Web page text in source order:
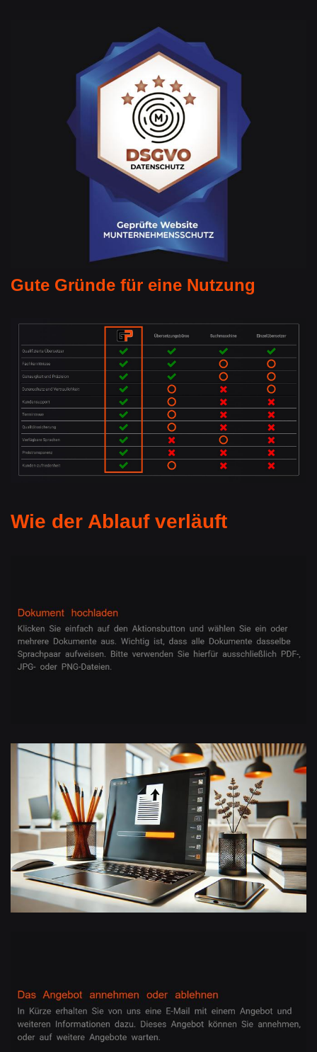
Gute Gründe für eine Nutzung
Wie der Ablauf verläuft